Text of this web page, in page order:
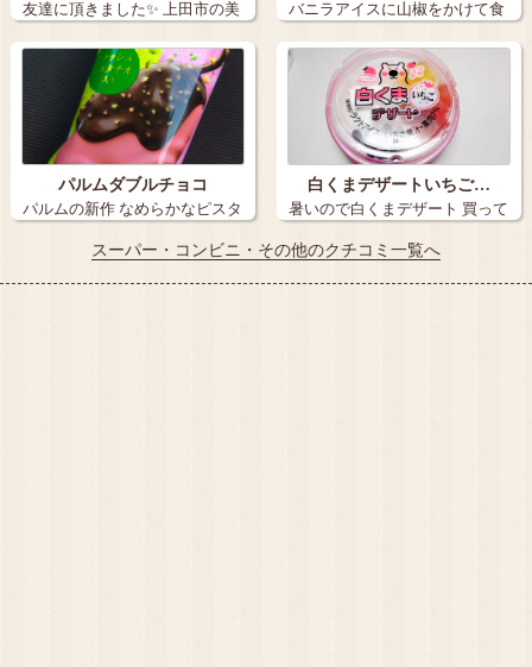
友達に頂きました✨ 上田市の美
味しいお…
バニラアイスに山椒をかけて食
べてみた…
パルムダブルチョコ
パルムの新作 なめらかなピスタ
白くまデザートいちご…
暑いので白くまデザート 買って
きました…
スーパー・コンビニ・その他のクチコミ一覧へ